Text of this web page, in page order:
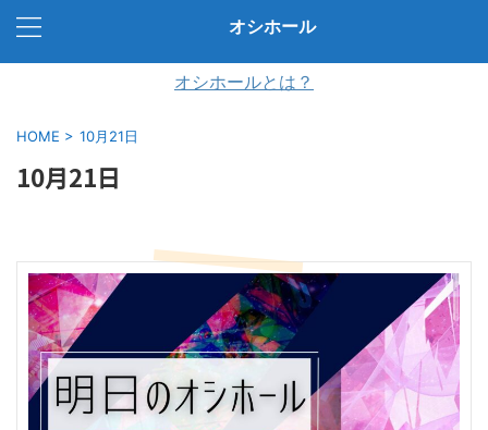
オシホール
オシホールとは？
HOME > 10月21日
10月21日